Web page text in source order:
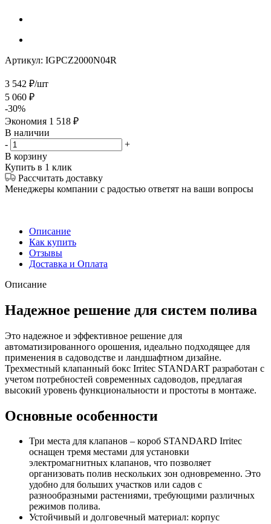
Артикул: IGPCZ2000N04R
3 542 ₽/шт
5 060 ₽
-30%
Экономия 1 518 ₽
В наличии
-
+
В корзину
Купить в 1 клик
Рассчитать доставку
Менеджеры компании с радостью ответят на ваши вопросы
Описание
Как купить
Отзывы
Доставка и Оплата
Описание
Надежное решение для систем полива
Это надежное и эффективное решение для
автоматизированного орошения, идеально подходящее для
применения в садоводстве и ландшафтном дизайне.
Трехместный клапанный бокс Irritec STANDART разработан с
учетом потребностей современных садоводов, предлагая
высокий уровень функциональности и простоты в монтаже.
Основные особенности
Три места для клапанов – короб STANDARD Irritec
оснащен тремя местами для установки
электромагнитных клапанов, что позволяет
организовать полив нескольких зон одновременно. Это
удобно для больших участков или садов с
разнообразными растениями, требующими различных
режимов полива.
Устойчивый и долговечный материал: корпус